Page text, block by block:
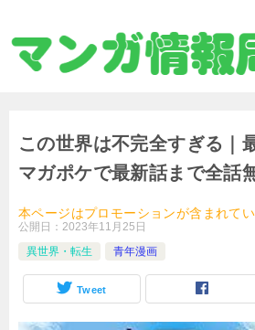
この世界は不完全すぎる｜
マガポケで最新話まで全話
本ページはプロモーションが含まれて
公開日： 2023年11月25日
異世界・転生
青年漫画
Tweet